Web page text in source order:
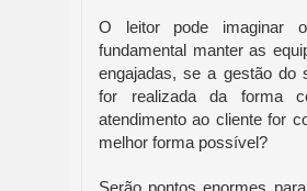
O leitor pode imaginar
fundamental manter as
engajadas, se a gestão do
for realizada da forma
atendimento ao cliente for
melhor forma possível?
Serão pontos enormes